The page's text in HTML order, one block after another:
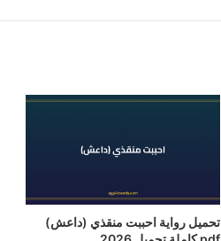
تحميل رواية احببت منقذي (داعش)